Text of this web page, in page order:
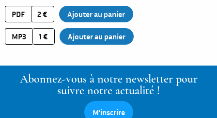
PDF 2 €
MP3 1 €
Abonnez-vous à notre newsletter pour
suivre notre actualité !
M’inscrire